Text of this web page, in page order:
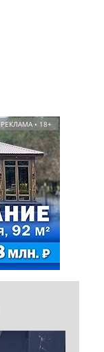
РЕКЛАМА • 18+